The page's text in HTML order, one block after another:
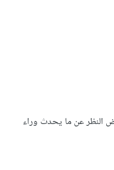
النظر عن ما يحدث وراء